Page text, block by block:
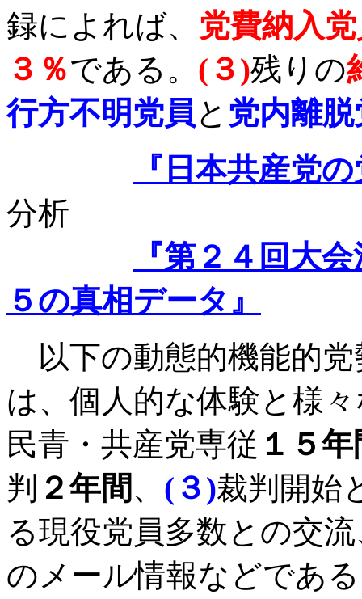
録によれば、 党費納入
３％である。 ( ３)残りの
行方不明党員 と 党内離
『日本共産党
分析
『第２４回大
５の真相データ』
以下の動態的機能的党
は、個人的な体験と様
民青・共産党専従 １５
判 ２年間 、 ( ３)裁判開始
る現役党員多数との交
のメール情報などであ